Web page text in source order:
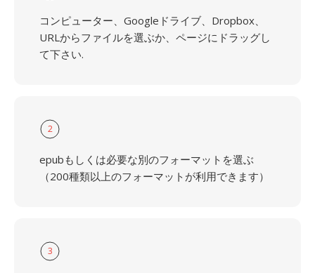
コンピューター、Googleドライブ、Dropbox、
URLからファイルを選ぶか、ページにドラッグし
て下さい.
2
epubもしくは必要な別のフォーマットを選ぶ
（200種類以上のフォーマットが利用できます）
3